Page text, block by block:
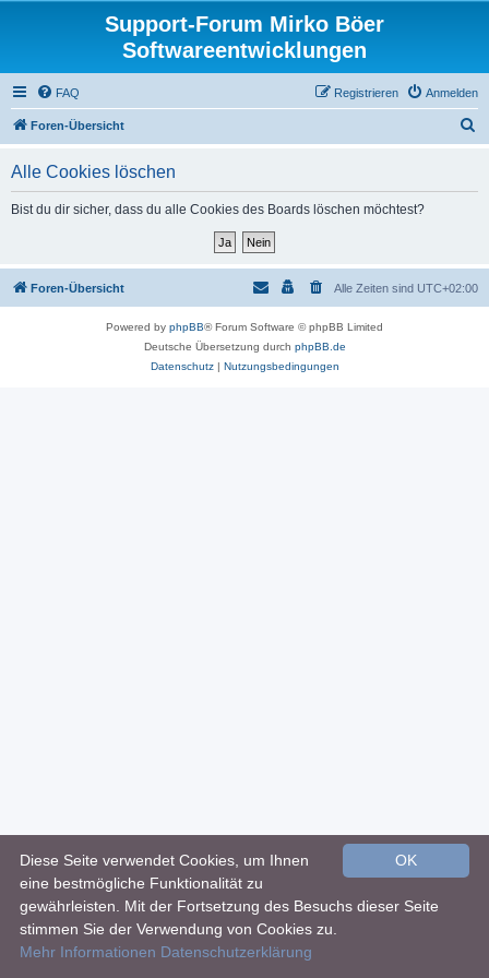
Support-Forum Mirko Böer
Softwareentwicklungen
FAQ Anmelden
Registrieren
Foren-Übersicht
Alle Cookies löschen
Bist du dir sicher, dass du alle Cookies des Boards löschen möchtest?
Foren-Übersicht Alle Zeiten sind UTC+02:00
Powered by phpBB® Forum Software © phpBB Limited
Deutsche Übersetzung durch phpBB.de
Datenschutz| Nutzungsbedingungen
OK
Diese Seite verwendet Cookies, um Ihnen
eine bestmögliche Funktionalität zu
gewährleisten. Mit der Fortsetzung des Besuchs dieser Seite
stimmen Sie der Verwendung von Cookies zu.
Mehr Informationen Datenschutzerklärung